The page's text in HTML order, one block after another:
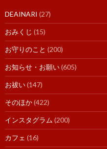
DEAINARI (27)
おみくじ (15)
お守りのこと (200)
お知らせ・お願い(605)
お祓い(147)
そのほか(422)
インスタグラム (200)
カフェ (16)